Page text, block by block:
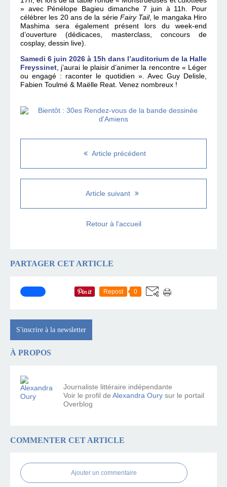
» avec Pénélope Bagieu dimanche 7 juin à 11h. Pour
célébrer les 20 ans de la série Fairy Tail, le mangaka Hiro
Mashima sera également présent lors du week-end
d’ouverture (dédicaces, masterclass, concours de
cosplay, dessin live).
Samedi 6 juin 2026 à 15h dans l’auditorium de la Halle
Freyssinet, j’aurai le plaisir d’animer la rencontre « Léger
ou engagé : raconter le quotidien ». Avec Guy Delisle,
Fabien Toulmé & Maëlle Reat. Venez nombreux !
Article précédent
Article suivant
Retour à l'accueil
PARTAGER CET ARTICLE
Repost 0
S'inscrire à la newsletter
À PROPOS
Journaliste littéraire indépendante
Voir le profil de Alexandra Oury sur le portail
Overblog
COMMENTER CET ARTICLE
Ajouter un commentaire